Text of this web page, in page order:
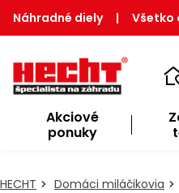
Náhradné diely | Všetko
Akciové
ponuky
HECHT Domáci miláčikovia